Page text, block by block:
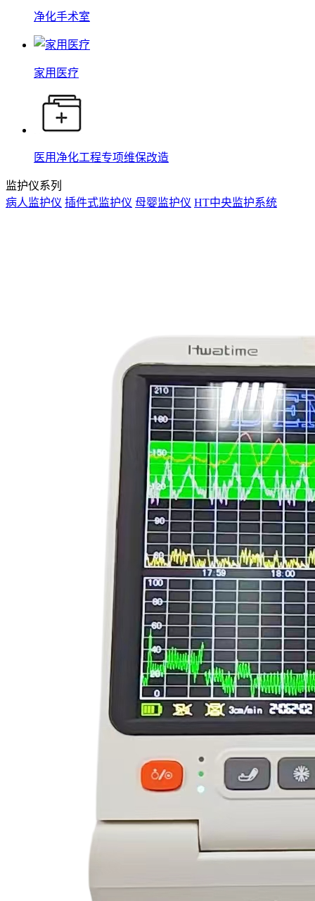
净化手术室
家用医疗
医用净化工程专项维保改造
监护仪系列
病人监护仪 插件式监护仪 母婴监护仪 HT中央监护系统